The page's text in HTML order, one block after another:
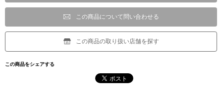
この商品について問い合わせる
この商品の取り扱い店舗を探す
この商品をシェアする